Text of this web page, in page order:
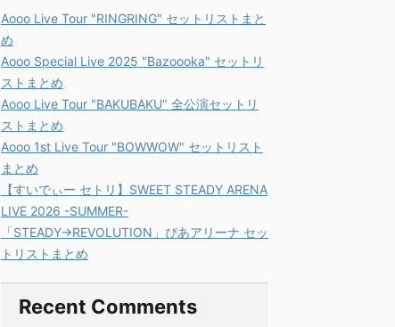
Aooo Live Tour "RINGRING" セットリストまと
め
Aooo Special Live 2025 "Bazoooka" セットリ
ストまとめ
Aooo Live Tour "BAKUBAKU" 全公演セットリ
ストまとめ
Aooo 1st Live Tour "BOWWOW" セットリスト
まとめ
【すいでぃー セトリ】SWEET STEADY ARENA
LIVE 2026 -SUMMER-
「STEADY→REVOLUTION」ぴあアリーナ セッ
トリストまとめ
Recent Comments